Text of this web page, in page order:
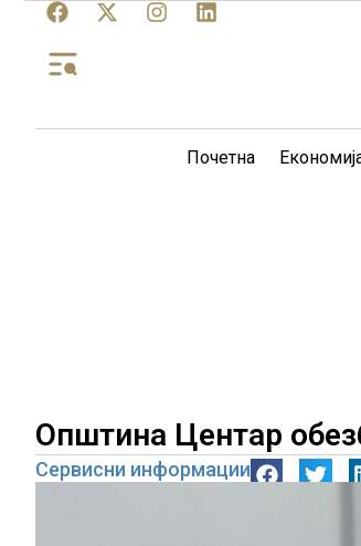
Почетна
Општина Центар
Сервисни информации